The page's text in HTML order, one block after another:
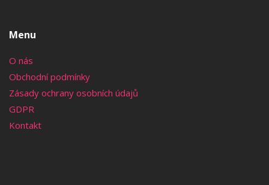
Menu
O nás
Obchodní podmínky
Zásady ochrany osobních údajů
GDPR
Kontakt